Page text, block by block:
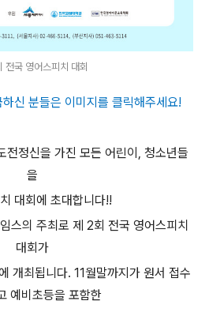
전국 영어스피치 대회
신 분들은 이미지를 클릭해주세요!
전정신을 가진 모든 어린이 , 청소년들
을
대회에 초대합니다!!
스의 주최로 제 2회 전국 영어스피치
대회가
개최됩니다. 11월말까지가 원서 접수
예비초등을 포함한